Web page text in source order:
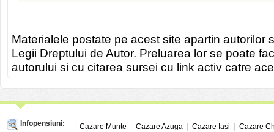
Materialele postate pe acest site apartin autorilor
Legii Dreptului de Autor. Preluarea lor se poate
autorului si cu citarea sursei cu link activ catre
Infopensiuni: Cazare Munte Cazare Azuga Cazare Iasi
Cazare